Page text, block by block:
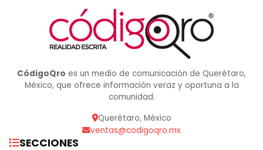
CódigoQro es un medio de comunicación de Querétaro,
México, que ofrece información veraz y oportuna a la
comunidad.
Querétaro, México
ventas@codigoqro.mx
SECCIONES